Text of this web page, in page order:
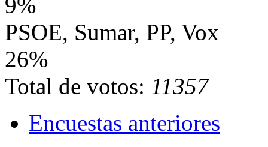
PSOE, Sumar, PP, Vox
26%
Total de votos: 11357
Encuestas anteriores